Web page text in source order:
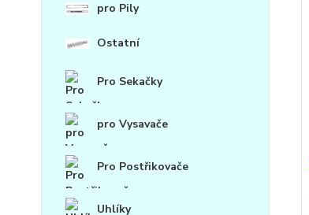
pro Pily
Ostatní
Pro Sekačky
pro Vysavače
Pro Postřikovače
Uhlíky